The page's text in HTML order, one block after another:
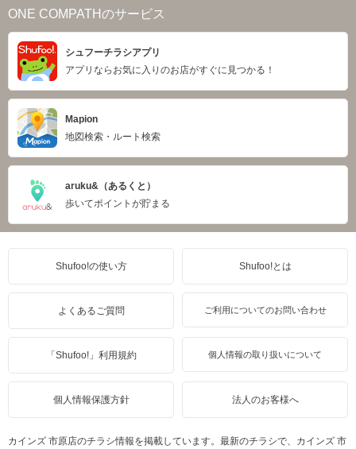
ONE COMPATHのサービス
シュフーチラシアプリ
アプリならお気に入りのお店がすぐに見つかる！
Mapion
地図検索・ルート検索
aruku&（あるくと）
歩いてポイントが貯まる
Shufoo!の使い方 Shufoo!とは
よくあるご質問 ご利用についてのお問い合わせ
「Shufoo!」利用規約 個人情報の取り扱いについて
個人情報保護方針 法人のお客様へ
カインズ 市原店のチラシ情報を掲載しています。最新のチラシで、カインズ 市